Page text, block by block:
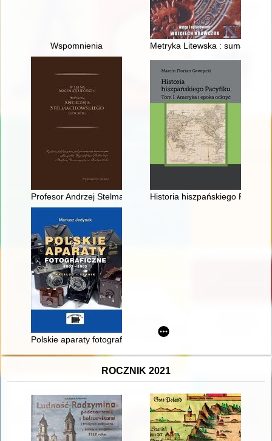
Wspomnienia Metryka Litewska : sumariusz
Profesor Andrzej Stelmachowski : wybitny prawnik agrarysta
Historia hiszpańskiego
Polskie aparaty fotograficzne 1933-1985 : katalog, cennik
ROCZNIK 2021